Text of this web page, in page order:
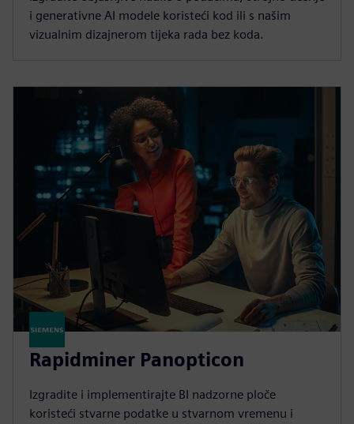
i generativne AI modele koristeći kod ili s našim
vizualnim dizajnerom tijeka rada bez koda.
Rapidminer Panopticon
Izgradite i implementirajte BI nadzorne ploče
koristeći stvarne podatke u stvarnom vremenu i